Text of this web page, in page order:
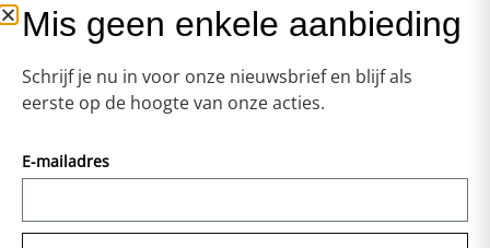
Koopzondagen
Vormgeving & Techniek:
Mis geen enkele aanbieding
Schrijf je nu in voor onze nieuwsbrief en blijf als
eerste op de hoogte van onze acties.
E-mailadres